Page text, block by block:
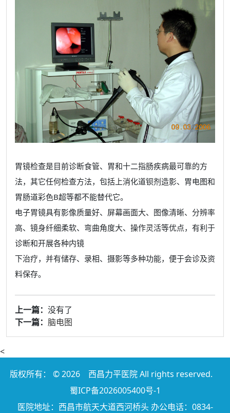
胃镜检查是目前诊断食管、胃和十二指肠疾病最可靠的方
法，其它任何检查方法，包括上消化道钡剂造影、胃电图和
胃肠道彩色B超等都不能替代它。
电子胃镜具有影像质量好、屏幕画面大、图像清晰、分辨率
高、镜身纤细柔软、弯曲角度大、操作灵活等优点，有利于
诊断和开展各种内镜
下治疗，并有储存、录相、摄影等多种功能，便于会诊及资
料保存。
上一篇： 没有了
下一篇： 脑电图
<
版权所有： © 2026 西昌力平医院All rights reserved.
蜀ICP备2026005400号-1
医院地址：西昌市航天大道西河桥头 办公电话：0834-